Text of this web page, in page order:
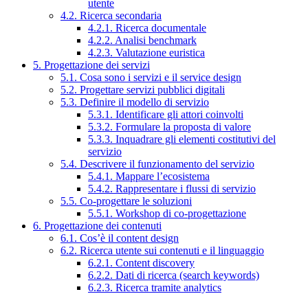
utente
4.2. Ricerca secondaria
4.2.1. Ricerca documentale
4.2.2. Analisi benchmark
4.2.3. Valutazione euristica
5. Progettazione dei servizi
5.1. Cosa sono i servizi e il service design
5.2. Progettare servizi pubblici digitali
5.3. Definire il modello di servizio
5.3.1. Identificare gli attori coinvolti
5.3.2. Formulare la proposta di valore
5.3.3. Inquadrare gli elementi costitutivi del
servizio
5.4. Descrivere il funzionamento del servizio
5.4.1. Mappare l’ecosistema
5.4.2. Rappresentare i flussi di servizio
5.5. Co-progettare le soluzioni
5.5.1. Workshop di co-progettazione
6. Progettazione dei contenuti
6.1. Cos’è il content design
6.2. Ricerca utente sui contenuti e il linguaggio
6.2.1. Content discovery
6.2.2. Dati di ricerca (search keywords)
6.2.3. Ricerca tramite analytics